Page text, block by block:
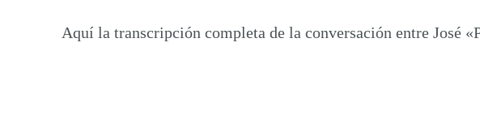
Aquí la transcripción completa de la conversación entre José